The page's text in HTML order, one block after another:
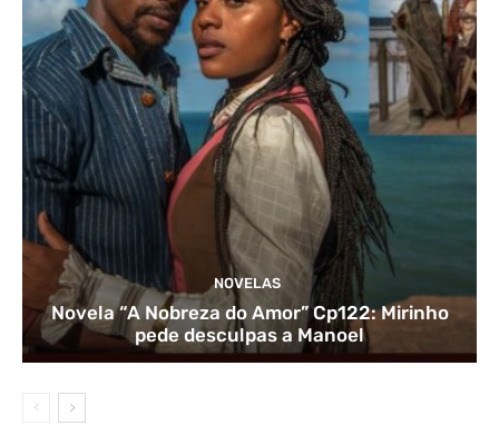
NOVELAS
Novela “A Nobreza do Amor” Cp122: Mirinho
pede desculpas a Manoel